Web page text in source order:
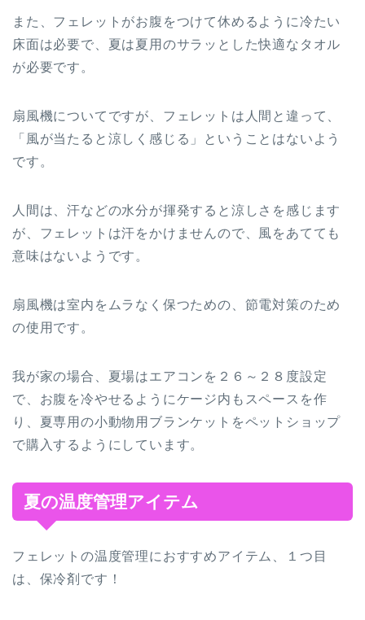
また、フェレットがお腹をつけて休めるように冷たい
床面は必要で、夏は夏用のサラッとした快適なタオル
が必要です。
扇風機についてですが、フェレットは人間と違って、
「風が当たると涼しく感じる」ということはないよう
です。
人間は、汗などの水分が揮発すると涼しさを感じます
が、フェレットは汗をかけませんので、風をあてても
意味はないようです。
扇風機は室内をムラなく保つための、節電対策のため
の使用です。
我が家の場合、夏場はエアコンを２６～２８度設定
で、お腹を冷やせるようにケージ内もスペースを作
り、夏専用の小動物用ブランケットをペットショップ
で購入するようにしています。
夏の温度管理アイテム
フェレットの温度管理におすすめアイテム、１つ目
は、保冷剤です！